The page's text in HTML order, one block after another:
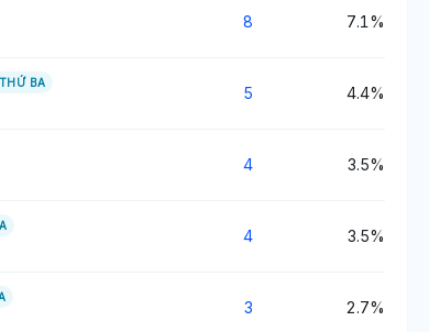
8 7.1%
BA
5 4.4%
4 3.5%
4 3.5%
3 2.7%